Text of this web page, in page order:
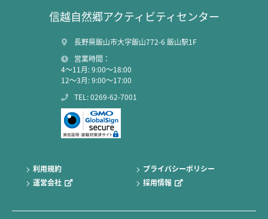
信越自然郷アクティビティセンター
長野県飯山市大字飯山772-6 飯山駅1F
営業時間：
4～11月: 9:00～18:00
12～3月: 9:00～17:00
TEL: 0269-62-7001
運営会社 採用情報
利用規約 プライバシーポリシー